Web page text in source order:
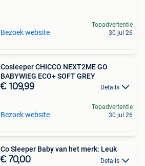
Bezoek website
Topadvertentie
30 jul 26
Cosleeper CHICCO NEXT2ME GO
BABYWIEG ECO+ SOFT GREY
€ 109,99 Details
Bezoek website
Topadvertentie
30 jul 26
Co Sleeper Baby van het merk: Leuk
€ 70,00 Details